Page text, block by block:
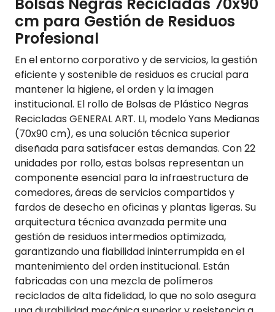
Bolsas Negras Recicladas 70x90
cm para Gestión de Residuos
Profesional
En el entorno corporativo y de servicios, la gestión
eficiente y sostenible de residuos es crucial para
mantener la higiene, el orden y la imagen
institucional. El rollo de Bolsas de Plástico Negras
Recicladas GENERAL ART. LI, modelo Yans Medianas
(70x90 cm), es una solución técnica superior
diseñada para satisfacer estas demandas. Con 22
unidades por rollo, estas bolsas representan un
componente esencial para la infraestructura de
comedores, áreas de servicios compartidos y
fardos de desecho en oficinas y plantas ligeras. Su
arquitectura técnica avanzada permite una
gestión de residuos intermedios optimizada,
garantizando una fiabilidad ininterrumpida en el
mantenimiento del orden institucional. Están
fabricadas con una mezcla de polímeros
reciclados de alta fidelidad, lo que no solo asegura